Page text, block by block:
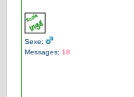
Sexe:
Messages: 18